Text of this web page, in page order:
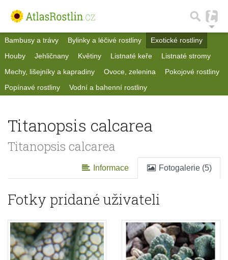
Bambusy a trávy Bylinky a léčivé rostliny
Exotické rostliny
Houby
Jehličnany Květiny Listnaté keře
Listnaté stromy
Mechy, lišejníky a kapradiny
Ovoce, zelenina
Pokojové rostliny
Popínavé rostliny
Vodní a bahenní rostliny
Titanopsis calcarea
Titanopsis calcarea
Informace Fotogalerie (5)
Fotky pridané uživateli